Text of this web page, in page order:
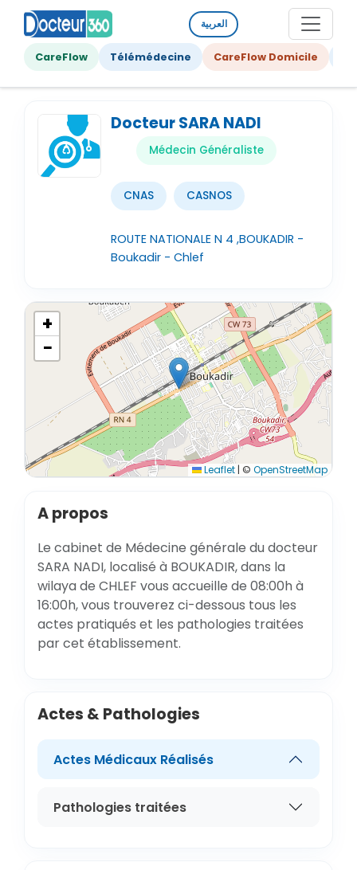
العربية
CareFlow Télémédecine CareFlow Domicile
Docteur SARA NADI
Médecin Généraliste
CNAS CASNOS
ROUTE NATIONALE N 4 ,BOUKADIR -
Boukadir - Chlef
+
−
Leaflet | © OpenStreetMap
A propos
Le cabinet de Médecine générale du docteur
SARA NADI, localisé à BOUKADIR, dans la
wilaya de CHLEF vous accueille de 08:00h à
16:00h, vous trouverez ci-dessous tous les
actes pratiqués et les pathologies traitées
par cet établissement.
Actes & Pathologies
Actes Médicaux Réalisés
Pathologies traitées